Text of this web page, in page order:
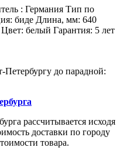
: Германия Тип по
биде Длина, мм: 640
белый Гарантия: 5 лет
Петербургу до парадной:
рассчитывается исходя
доставки по городу
товара.